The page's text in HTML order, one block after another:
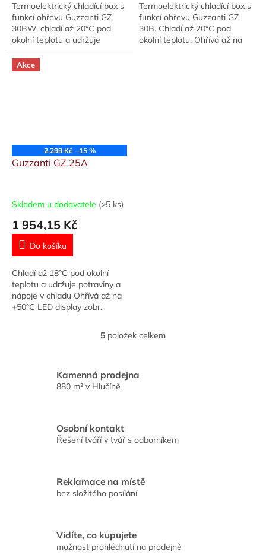
Termoelektrický chladící box s
funkcí ohřevu Guzzanti GZ
30BW, chladí až 20°C pod
okolní teplotu a udržuje
potraviny a nápoje v chladu,
ohřívá až na +55°C,kapacita
29l,při...
Termoelektrický chladící box s
funkcí ohřevu Guzzanti GZ
30B. Chladí až 20°C pod
okolní teplotu. Ohřívá až na
Akce
2 299 Kč –15 %
Guzzanti GZ 25A
Skladem u dodavatele (>5 ks)
1 954,15 Kč
Do košíku
Chladí až 18°C pod okolní
teplotu a udržuje potraviny a
nápoje v chladu Ohřívá až na
+50°C LED display zobr.
O
á
r
y
v
ý
s
u
5 položek celkem
Kamenná prodejna
880 m² v Hlučíně
Osobní kontakt
Řešení tváří v tvář s odborníkem
Reklamace na místě
bez složitého posílání
Vidíte, co kupujete
možnost prohlédnutí na prodejně